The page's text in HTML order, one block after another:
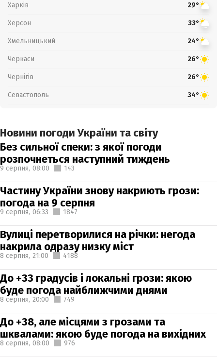
Харків 29°
Херсон 33°
Хмельницький 24°
Черкаси 26°
Чернігів 26°
Севастополь 34°
Новини погоди України та світу
Без сильної спеки: з якої погоди
розпочнеться наступний тиждень
9 серпня, 08:00 143
Частину України знову накриють грози:
погода на 9 серпня
9 серпня, 06:33 1847
Вулиці перетворилися на річки: негода
накрила одразу низку міст
8 серпня, 21:00 4188
До +33 градусів і локальні грози: якою
буде погода найближчими днями
8 серпня, 20:00 749
До +38, але місцями з грозами та
шквалами: якою буде погода на вихідних
8 серпня, 08:00 976